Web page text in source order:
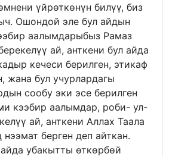
үйрөткөнүн билүү, биз
Ошондой эле бул айдын
аалымдарыбыз Рамаз
ай, анткени бул айда
кечеси берилген, этикаф
жана бул учурлардагы
сообу эки эсе берилген
кээбир аалымдар, роби- ул-
ай, анткени Аллах Таала
берген деп айткан.
убакытты өткөрбөй